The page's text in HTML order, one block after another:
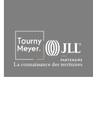
La connaissance des territoires